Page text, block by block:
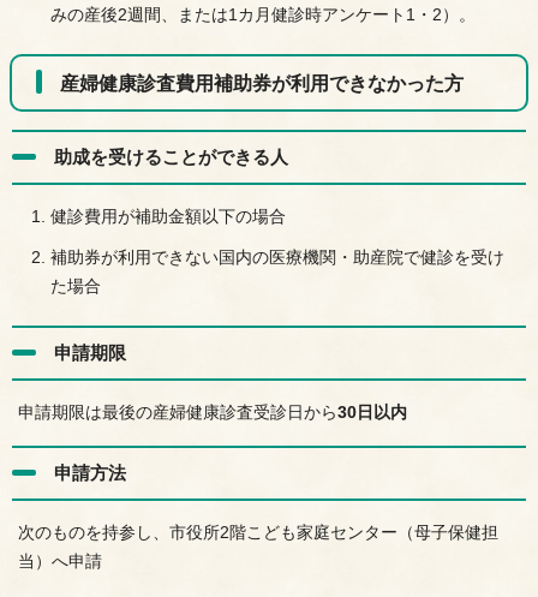
みの産後2週間、または1カ月健診時アンケート1・2）。
産婦健康診査費用補助券が利用できなかった方
助成を受けることができる人
健診費用が補助金額以下の場合
補助券が利用できない国内の医療機関・助産院で健診を受け
た場合
申請期限
申請期限は最後の産婦健康診査受診日から30日以内
申請方法
次のものを持参し、市役所2階こども家庭センター（母子保健担
当）へ申請